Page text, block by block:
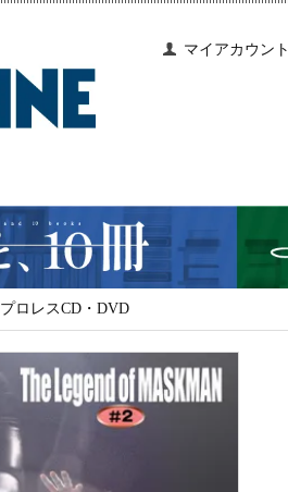
マイアカウント
プロレスCD・DVD